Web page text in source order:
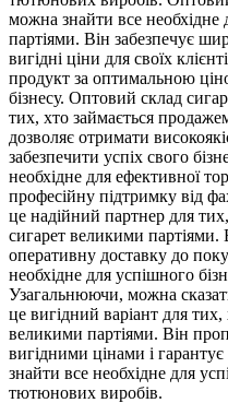
можна знайти все
партіями. Він забезпечує
вигідні ціни для своїх
продукт за оптимальною
бізнесу. Оптовий склад
тих, хто займається
дозволяє отримати
забезпечити успіх свого
необхідне для ефективної
професійну підтримку від
це надійний партнер для
сигарет великими партіями.
оперативну доставку до
необхідне для успішного
Узагальнюючи, можна
це вигідний варіант для
великими партіями. Він
вигідними цінами і
знайти все необхідне для
тютюнових виробів.